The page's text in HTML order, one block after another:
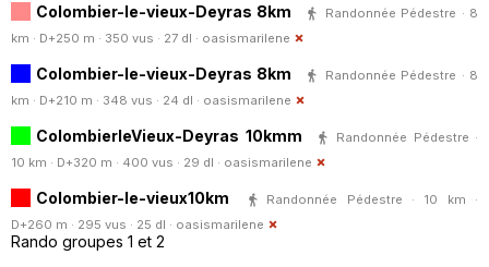
Colombier-le-vieux-Deyras 8km
Randonnée Pédestre · 8
km · D+250 m · 350 vus · 27 dl · oasismarilene
Colombier-le-vieux-Deyras 8km
Randonnée Pédestre · 8
km · D+210 m · 348 vus · 24 dl · oasismarilene
ColombierleVieux-Deyras 10kmm
Randonnée Pédestre ·
10 km · D+320 m · 400 vus · 29 dl · oasismarilene
Colombier-le-vieux10km
Randonnée Pédestre · 10 km ·
D+260 m · 295 vus · 25 dl · oasismarilene
Rando groupes 1 et 2